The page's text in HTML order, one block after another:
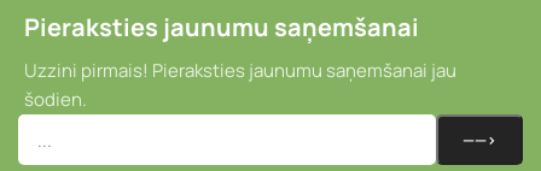
Pieraksties jaunumu saņemšanai
Uzzini pirmais! Pieraksties jaunumu saņemšanai jau
šodien.